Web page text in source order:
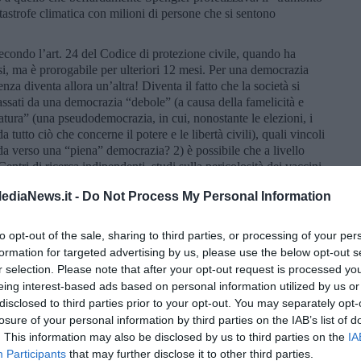
- Do Not Process My Personal Information
opt-out of the sale, sharing to third parties, or processing of your
for targeted advertising by us, please use the below opt-out
selection. Please note that after your opt-out request is processed
interest-based ads based on personal information utilized by us
to third parties prior to your opt-out. You may separately
of your personal information by third parties on the IAB’s list of
This information may also be disclosed by us to third parties on the
Participants that may further disclose it to other third parties.
climatica con milioni di persone che si sentono
l’art. 24 del Codice di protezione civile, quando ha
ma è prorogabile per ulteriori 12 mesi. Per una democrazia
diventa allora un’altra! Diventa il fatto che la società si
da una democrazia “debole” (a causa della famelicità e
(una pseudodemocrazia, in cui, nonostante le elezioni, i
tutto ciò che concerne il potere e le libertà civili), quali vincoli
verso una “piena” democrazia? 2) è possibile che a livello
di ricerca indipendenti, studi sulla pericolosità dei vaccini
che i grandi della Terra si siedano ad un tavolo per
al riscaldamento globale abbia la priorità su ogni altro
questo tavolo una Costituzione per la Terra?
forse facendo rispettare VAS, VIA e RM in modo che ci sia
è possibile iniziare a dare risposte a queste domande
dagli ulteriori intrighi della finanza internazionale, che